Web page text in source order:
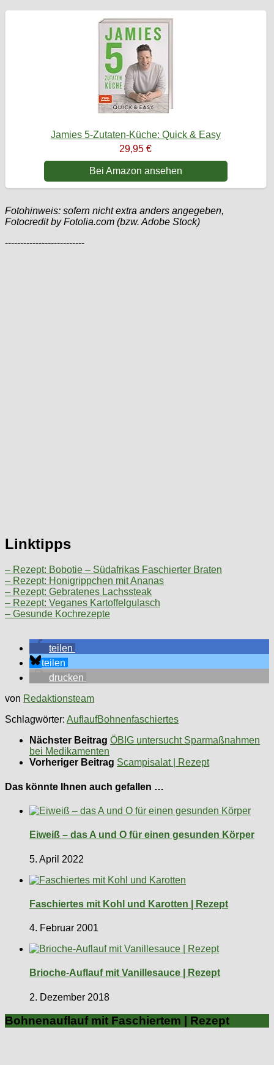
Jamies 5-Zutaten-Küche: Quick & Easy
29,95 €
Bei Amazon ansehen
Fotohinweis: sofern nicht extra anders angegeben,
Fotocredit by Fotolia.com (bzw. Adobe Stock)
--------------------------
Linktipps
– Rezept: Bobotie – Südafrikas Faschierter Braten
– Rezept: Honigrippchen mit Ananas
– Rezept: Gebratenes Lachssteak
– Rezept: Veganes Kartoffelgulasch
– Gesunde Kochrezepte
teilen
teilen
drucken
von Redaktionsteam
Schlagwörter: AuflaufBohnenfaschiertes
Nächster Beitrag ÖBIG untersucht Sparmaßnahmen
bei Medikamenten
Vorheriger Beitrag Scampisalat | Rezept
Das könnte Ihnen auch gefallen …
Eiweiß – das A und O für einen gesunden Körper
5. April 2022
Faschiertes mit Kohl und Karotten | Rezept
4. Februar 2001
Brioche-Auflauf mit Vanillesauce | Rezept
2. Dezember 2018
Bohnenauflauf mit Faschiertem | Rezept